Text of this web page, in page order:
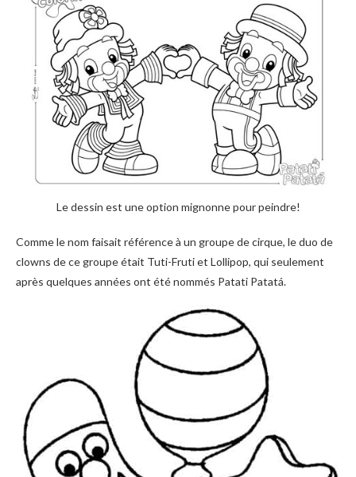
Le dessin est une option mignonne pour peindre!
Comme le nom faisait référence à un groupe de cirque, le duo de
clowns de ce groupe était Tuti-Fruti et Lollipop, qui seulement
après quelques années ont été nommés Patati Patatá.